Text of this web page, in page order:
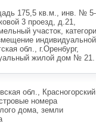
175,5 кв.м., инв. № 5-
3 проезд, д.21,
участок,
индивидуальной
обл., г.Оренбург,
жилой дом № 21.
обл., Красногорский
номера
дома, земли